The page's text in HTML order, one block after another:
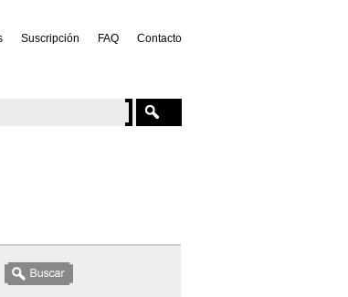
Suscripción FAQ Contacto